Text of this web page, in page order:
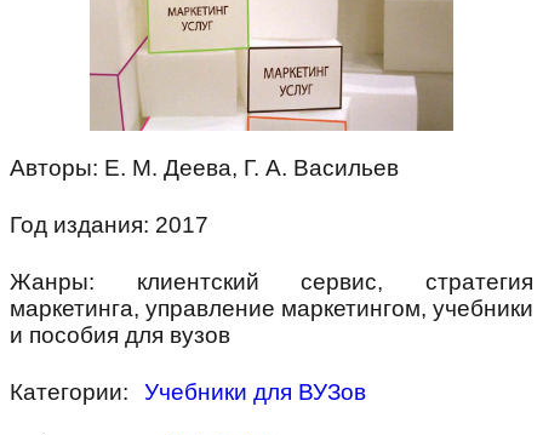
Авторы: Е. М. Деева, Г. А. Васильев
Год издания: 2017
Жанры: клиентский сервис, стратегия
маркетинга, управление маркетингом, учебники
и пособия для вузов
Категории: Учебники для ВУЗов